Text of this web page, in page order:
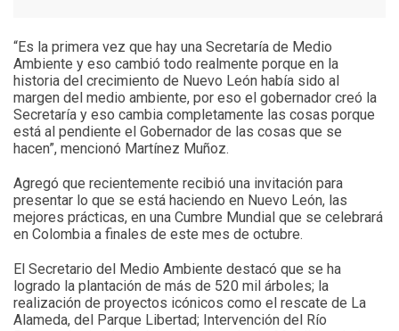
“Es la primera vez que hay una Secretaría de Medio
Ambiente y eso cambió todo realmente porque en la
historia del crecimiento de Nuevo León había sido al
margen del medio ambiente, por eso el gobernador creó la
Secretaría y eso cambia completamente las cosas porque
está al pendiente el Gobernador de las cosas que se
hacen”, mencionó Martínez Muñoz.
Agregó que recientemente recibió una invitación para
presentar lo que se está haciendo en Nuevo León, las
mejores prácticas, en una Cumbre Mundial que se celebrará
en Colombia a finales de este mes de octubre.
El Secretario del Medio Ambiente destacó que se ha
logrado la plantación de más de 520 mil árboles; la
realización de proyectos icónicos como el rescate de La
Alameda, del Parque Libertad; Intervención del Río